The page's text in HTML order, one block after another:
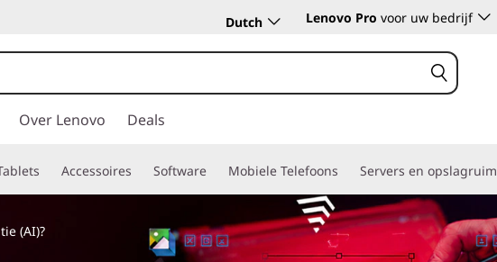
Dutch Lenovo Pro voor uw bedrijf
Over Lenovo Deals
Accessoires Software Mobiele Telefoons Servers en
(AI)?